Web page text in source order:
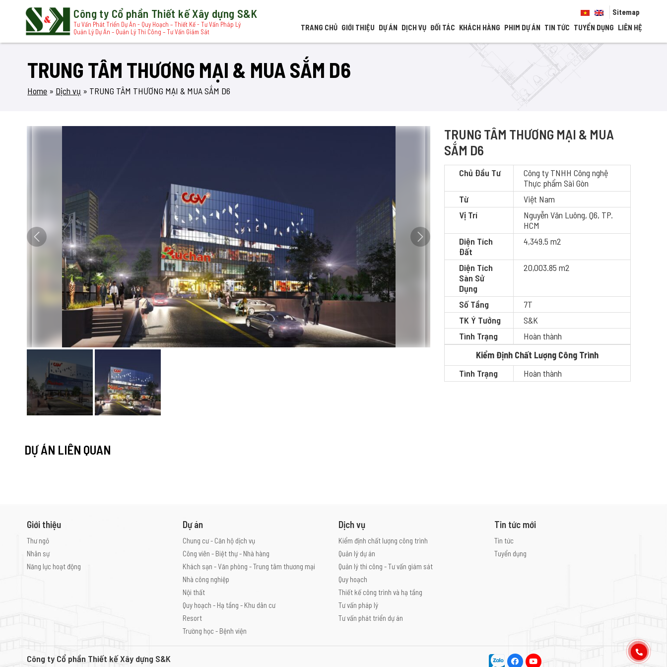
Công ty Cổ phần Thiết kế Xây dựng S&K
Tư Vấn Phát Triển Dự Án - Quy Hoạch – Thiết Kế - Tư Vấn Pháp Lý
Quản Lý Dự Án – Quản Lý Thi Công – Tư Vấn Giám Sát
Sitemap
TRANG CHỦ GIỚI THIỆU DỰ ÁN DỊCH VỤ ĐỐI TÁC KHÁCH HÀNG PHIM DỰ ÁN TIN TỨC TUYỂN DỤNG LIÊN HỆ
TRUNG TÂM THƯƠNG MẠI & MUA SẮM D6
Home » Dịch vụ » TRUNG TÂM THƯƠNG MẠI & MUA SẮM D6
TRUNG TÂM THƯƠNG MẠI & MUA
SẮM D6
Chủ Đầu Tư
Công ty TNHH Công nghệ
Thực phẩm Sài Gòn
Từ
Việt Nam
Vị Trí
Nguyễn Văn Luông, Q6, TP.
HCM
Diện Tích
Đất
4,349.5 m2
Diện Tích
Sàn Sử
Dụng
20,003.85 m2
Số Tầng
7T
TK Ý Tưởng
S&K
Tình Trạng
Hoàn thành
Kiểm Định Chất Lượng Công Trình
Tình Trạng
Hoàn thành
DỰ ÁN LIÊN QUAN
Giới thiệu
Thư ngỏ
Nhân sự
Năng lực hoạt động
Dự án
Chung cư - Căn hộ dịch vụ
Công viên - Biệt thự - Nhà hàng
Khách sạn - Văn phòng - Trung tâm thương mại
Nhà công nghiệp
Nội thất
Quy hoạch - Hạ tầng - Khu dân cư
Resort
Trường học - Bệnh viện
Dịch vụ
Kiểm định chất lượng công trình
Quản lý dự án
Quản lý thi công - Tư vấn giám sát
Quy hoạch
Thiết kế công trình và hạ tầng
Tư vấn pháp lý
Tư vấn phát triển dự án
Tin tức mới
Tin tức
Tuyển dụng
Công ty Cổ phần Thiết kế Xây dựng S&K